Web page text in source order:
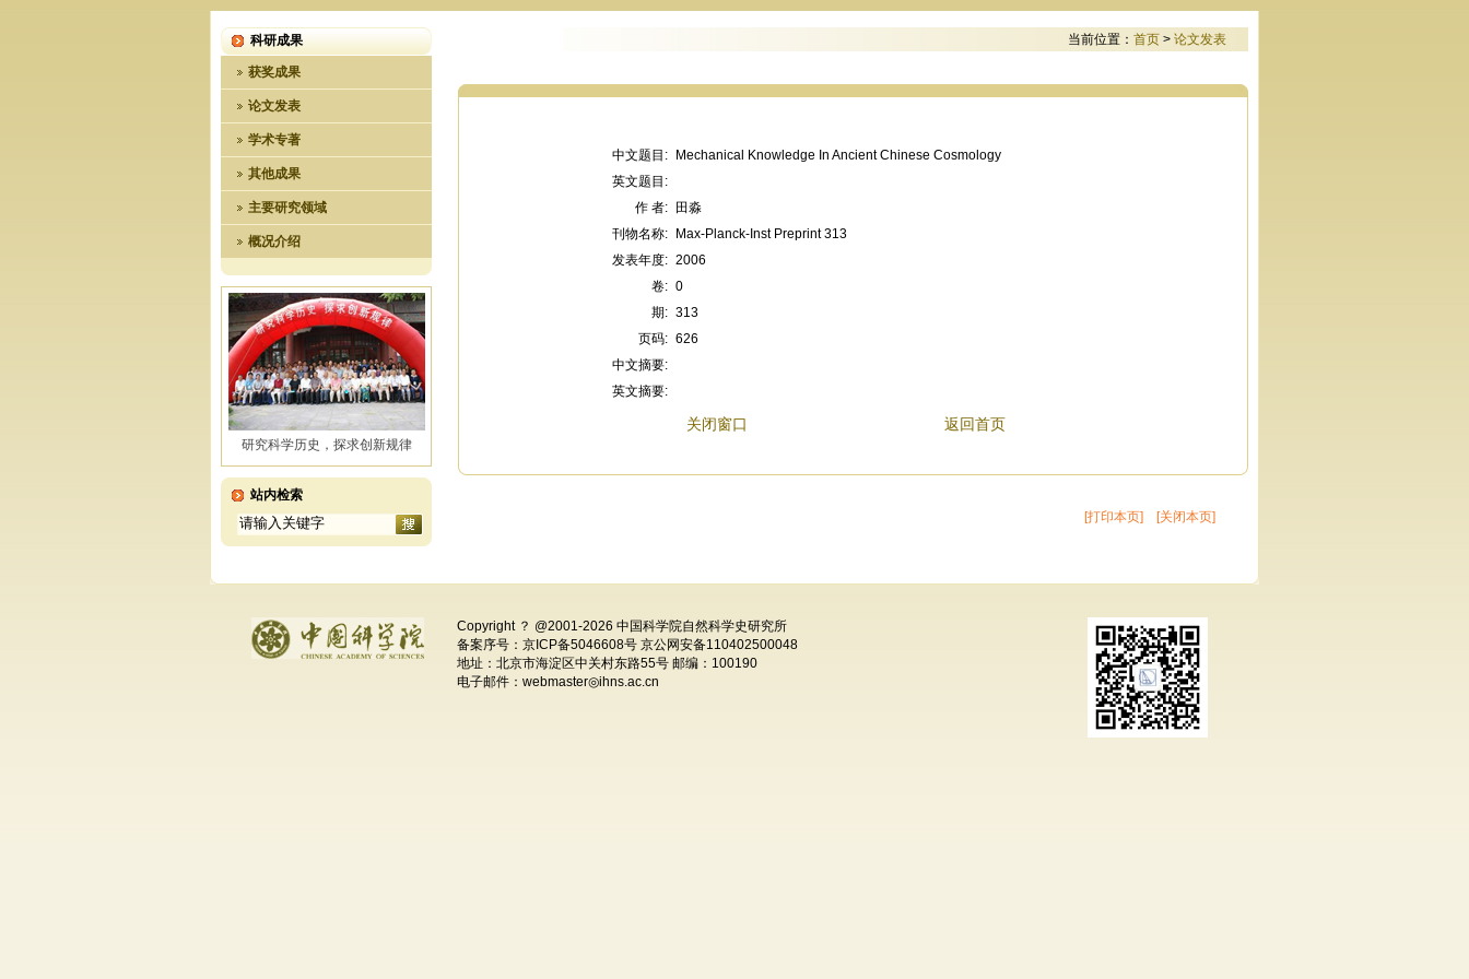
科研成果
获奖成果
论文发表
学术专著
其他成果
主要研究领域
概况介绍
研究科学历史，探求创新规律
站内检索
当前位置： 首页 > 论文发表
中文题目:
Mechanical Knowledge In Ancient Chinese Cosmology
英文题目:
作 者:
田淼
刊物名称:
Max-Planck-Inst Preprint 313
发表年度: 2006
卷: 0
期: 313
页码: 626
中文摘要:
英文摘要:
关闭窗口 返回首页
[打印本页] [关闭本页]
Copyright ？ @2001-2026 中国科学院自然科学史研究所
备案序号：京ICP备5046608号 京公网安备110402500048
地址：北京市海淀区中关村东路55号 邮编：100190
电子邮件：webmaster◎ihns.ac.cn